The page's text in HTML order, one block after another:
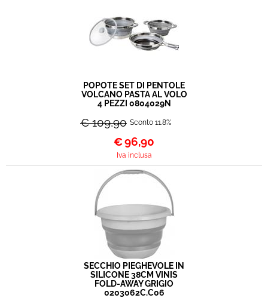
POPOTE SET DI PENTOLE
VOLCANO PASTA AL VOLO
4 PEZZI 0804029N
€ 109,90 Sconto 11.8%
€96,90
Iva inclusa
SECCHIO PIEGHEVOLE IN
SILICONE 38CM VINIS
FOLD-AWAY GRIGIO
0203062C.C06